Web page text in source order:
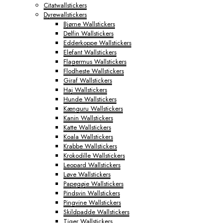
Citatwallstickers
Dyrewallstickers
Bjørne Wallstickers
Delfin Wallstickers
Edderkoppe Wallstickers
Elefant Wallstickers
Flagermus Wallstickers
Flodheste Wallstickers
Giraf Wallstickers
Haj Wallstickers
Hunde Wallstickers
Kænguru Wallstickers
Kanin Wallstickers
Katte Wallstickers
Koala Wallstickers
Krabbe Wallstickers
Krokodille Wallstickers
Leopard Wallstickers
Løve Wallstickers
Papegøje Wallstickers
Pindsvin Wallstickers
Pingvine Wallstickers
Skildpadde Wallstickers